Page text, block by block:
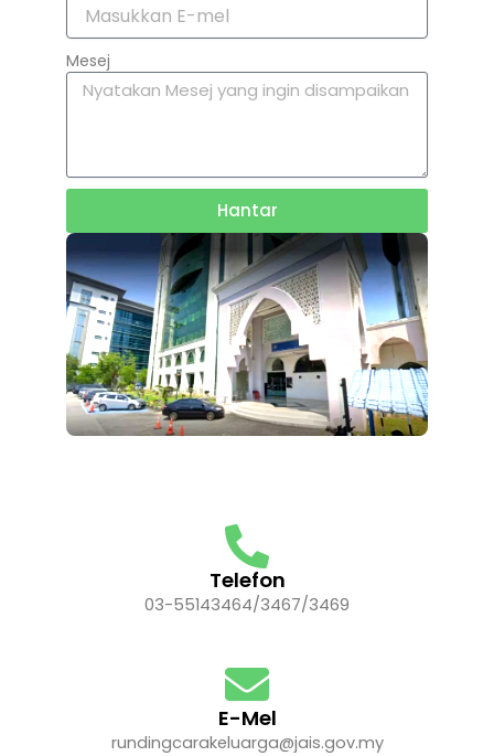
Mesej
Hantar
Telefon
03-55143464/3467/3469
E-Mel
rundingcarakeluarga@jais.gov.my